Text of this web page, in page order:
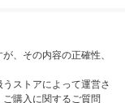
、その内容の正確性、
ストアによって運営さ
購入に関するご質問